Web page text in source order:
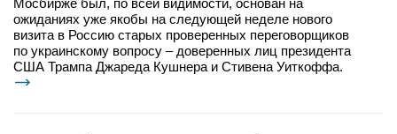
Мосбирже был, по всей видимости, основан на
ожиданиях уже якобы на следующей неделе нового
визита в Россию старых проверенных переговорщиков
по украинскому вопросу – доверенных лиц президента
США Трампа Джареда Кушнера и Стивена Уиткоффа.